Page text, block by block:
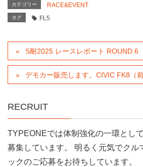
カテゴリー RACE&EVENT
タグ FL5
S耐2025 レースレポート ROUND.6
デモカー販売します。CIVIC FK8（前
RECRUIT
TYPEONEでは体制強化の一環とし
募集しています。 明るく元気でクル
ックのご応募をお待ちしています。